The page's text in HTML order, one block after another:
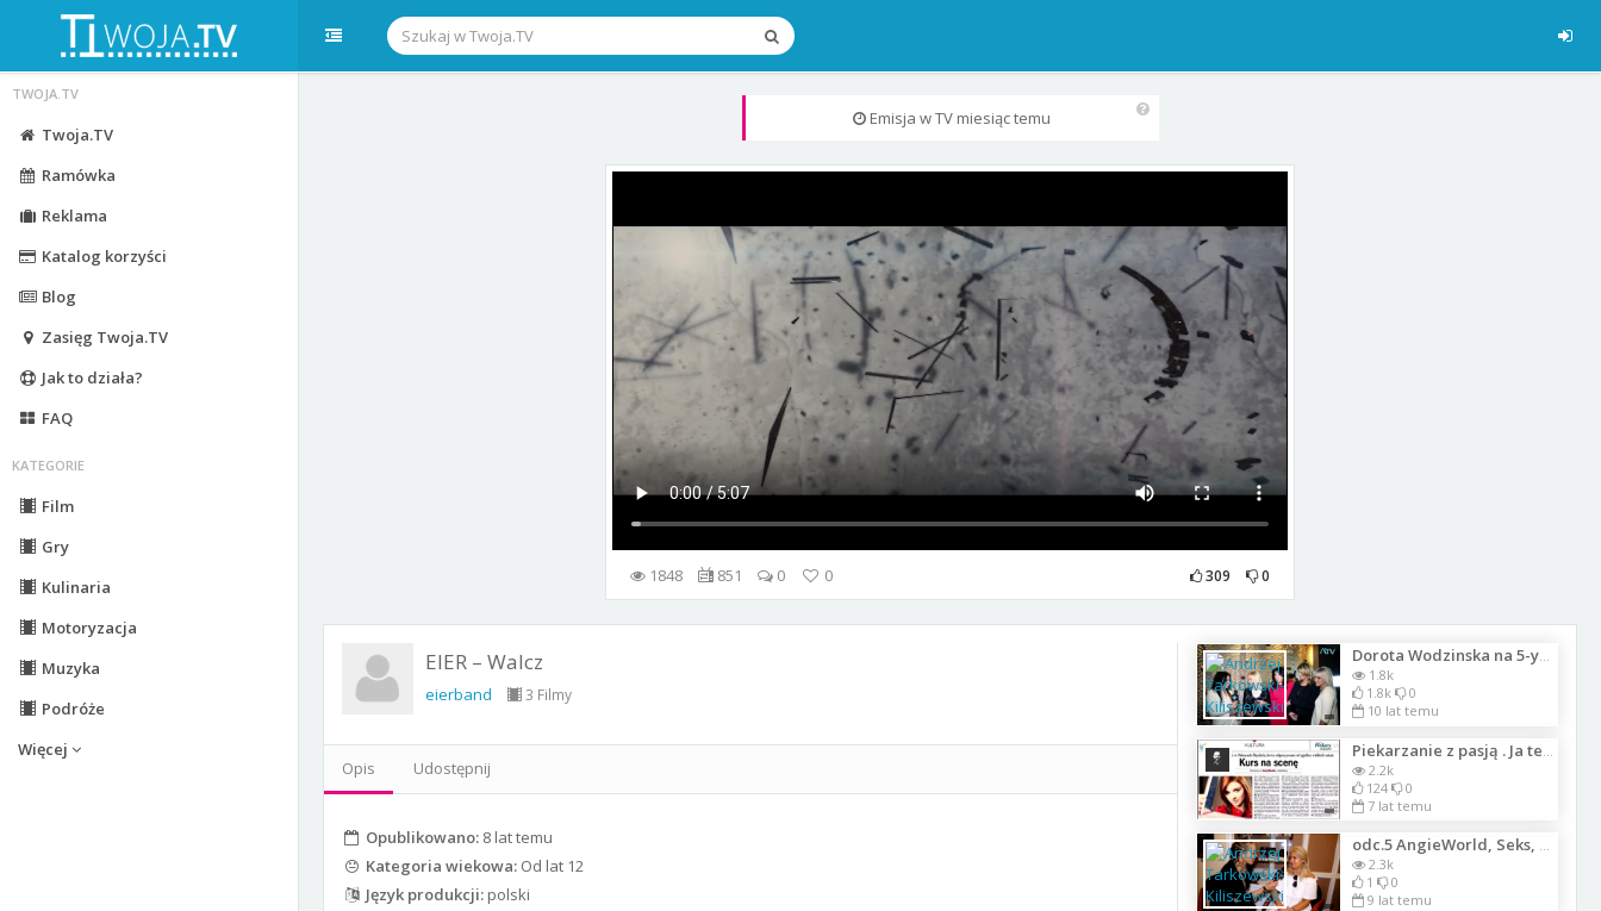
TWOJA.TV
Twoja.TV
Ramówka
Reklama
Katalog korzyści
Blog
Zasięg Twoja.TV
Jak to działa?
FAQ
KATEGORIE
Film
Gry
Kulinaria
Motoryzacja
Muzyka
Podróże
Więcej
Emisja w TV miesiąc temu
1848 851 0 0 309 0
EIER – Walcz
eierband 3 Filmy
Opis Udostępnij
Opublikowano: 8 lat temu
Kategoria wiekowa:Od lat 12
Język produkcji:polski
Dorota Wodzinska na 5-ych Urodzinach magazynu -Imperium Kobiet- Ilony Adamskiej
1.8k
1.8k
0
10 lat temu
2.2k
124
0
7 lat temu
odc.5 AngieWorld, Seks, wakacje i przygody życiowe Izabeli Kisio-Skorupy
2.3k
1
0
9 lat temu